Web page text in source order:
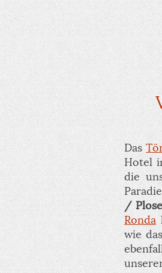
Das
Hotel
die
/
Ronda
wie